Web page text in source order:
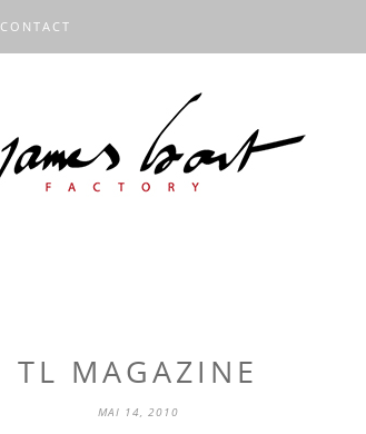
CONTACT
TL MAGAZINE
MAI 14, 2010